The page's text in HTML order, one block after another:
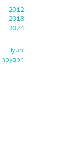
2012
2018
2024
iyun
noyabr